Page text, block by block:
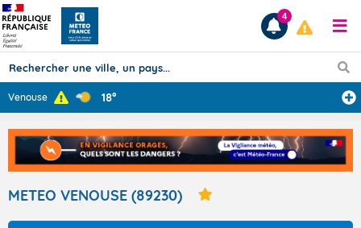
Prévisions
TOUS LES RÉSULTATS
Articles
4
Venouse 18°
METEO VENOUSE (89230)